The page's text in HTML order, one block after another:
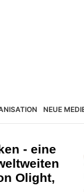
NEUE
- eine
Olight,